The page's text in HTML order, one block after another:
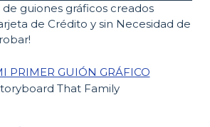
de guiones gráficos creados
de Crédito y sin Necesidad de
PRIMER GUIÓN GRÁFICO